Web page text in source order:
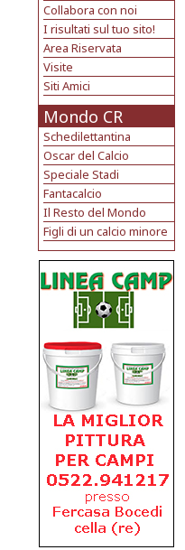
Collabora con noi
I risultati sul tuo sito!
Area Riservata
Visite
Siti Amici
Mondo CR
Schedilettantina
Oscar del Calcio
Speciale Stadi
Fantacalcio
Il Resto del Mondo
Figli di un calcio minore